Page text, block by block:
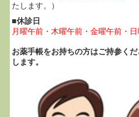
たします。）
■休診日
月曜午前・木曜午前・金曜午前・日
お薬手帳をお持ちの方はご持参く
します。